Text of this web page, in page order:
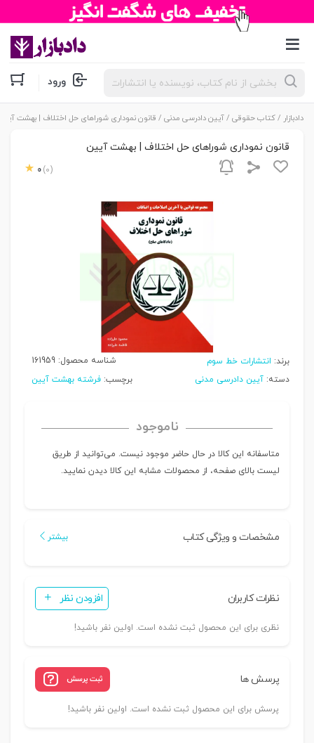
جستجوی
محصولات ورود
دادبازار /کتاب حقوقی /آیین دادرسی مدنی / قانون نموداری شوراهای حل اختلاف | بهشت
قانون نموداری شوراهای حل اختلاف | بهشت آیین
0 (0)
برند: انتشارات خط سوم شناسه محصول: 161959
دسته: آیین دادرسی مدنی برچسب: فرشته بهشت آیین
ناموجود
متاسفانه این کالا در حال حاضر موجود نیست. می‌توانید از طریق
لیست بالای صفحه، از محصولات مشابه این کالا دیدن نمایید.
مشخصات و ویژگی کتاب بیشتر
نظرات کاربران افزودن نظر
نظری برای این محصول ثبت نشده است. اولین نفر باشید!
پرسش ها ثبت پرسش
پرسش برای این محصول ثبت نشده است. اولین نفر باشید!